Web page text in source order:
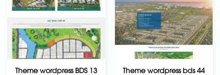
Theme wordpress BDS 13
Theme wordpress bds 44